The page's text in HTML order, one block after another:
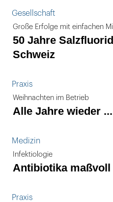
Gesellschaft
Große Erfolge mit einfachen
50 Jahre
Schweiz
Praxis
Weihnachten im Betrieb
Alle Jahre wieder ...
Medizin
Infektiologie
Antibiotika maßvoll
Praxis